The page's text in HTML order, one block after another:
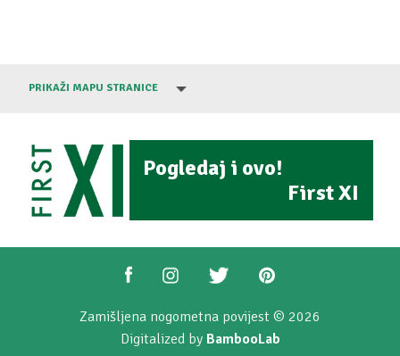
PRIKAŽI MAPU STRANICE
Pogledaj i ovo!
First XI
Zamišljena nogometna povijest © 2026
Digitalized by BambooLab